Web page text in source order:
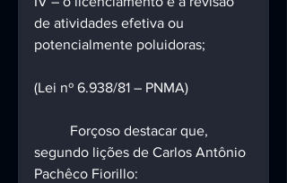
de atividades efetiva ou
potencialmente poluidoras;
(Lei nº 6.938/81 – PNMA)
segundo lições de Carlos Antônio
Pachêco Fiorillo: